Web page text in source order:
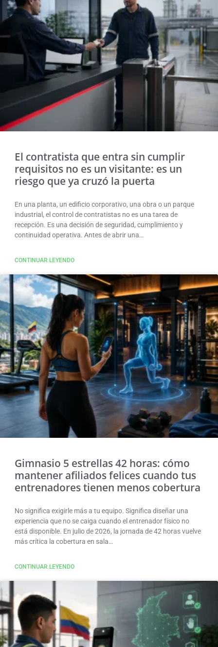
El contratista que entra sin cumplir
requisitos no es un visitante: es un
riesgo que ya cruzó la puerta
En una planta, un edificio corporativo, una obra o un parque
industrial, el control de contratistas no es una tarea de
recepción. Es una decisión de seguridad, cumplimiento y
continuidad operativa. Antes de abrir una…
CONTINUAR LEYENDO
Gimnasio 5 estrellas 42 horas: cómo
mantener afiliados felices cuando tus
entrenadores tienen menos cobertura
No significa exigirle más a tu equipo. Significa diseñar una
experiencia que no se caiga cuando el entrenador físico no
está disponible. En julio de 2026, la jornada de 42 horas vuelve
más crítica la cobertura en sala…
CONTINUAR LEYENDO